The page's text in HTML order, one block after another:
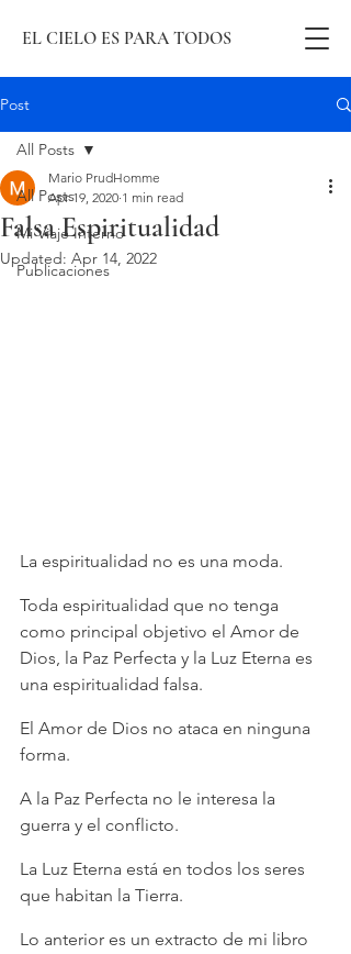
EL CIELO ES PARA TODOS
Post
All Posts
Mi Viaje Interno
Publicaciones
All Posts
Falsa Espiritualidad
Mario PrudHomme
Apr 19, 2020 1 min read
Updated: Apr 14, 2022
La espiritualidad no es una moda.
Toda espiritualidad que no tenga
como principal objetivo el Amor de
Dios, la Paz Perfecta y la Luz Eterna es
una espiritualidad falsa.
El Amor de Dios no ataca en ninguna
forma.
A la Paz Perfecta no le interesa la
guerra y el conflicto.
La Luz Eterna está en todos los seres
que habitan la Tierra.
Lo anterior es un extracto de mi libro